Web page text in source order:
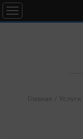
Главная / Услуги /